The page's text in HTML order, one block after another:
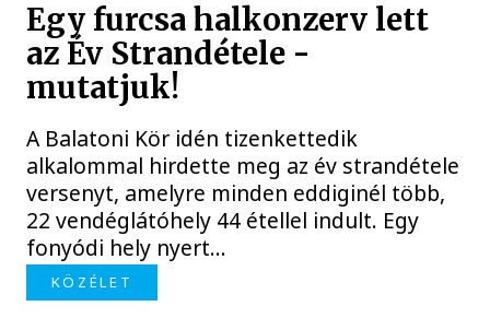
Egy furcsa halkonzerv lett
az Év Strandétele -
mutatjuk!
A Balatoni Kör idén tizenkettedik
alkalommal hirdette meg az év strandétele
versenyt, amelyre minden eddiginél több,
22 vendéglátóhely 44 étellel indult. Egy
fonyódi hely nyert...
KÖZÉLET